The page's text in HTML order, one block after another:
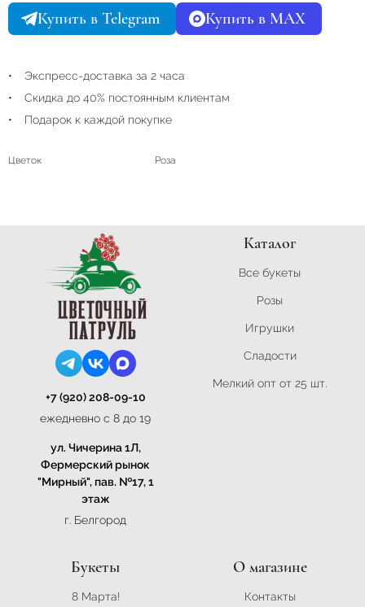
Купить в Telegram Купить в MAX
Экспресс-доставка за 2 часа
Скидка до 40% постоянным клиентам
Подарок к каждой покупке
Цветок Роза
+7 (920) 208-09-10
ежедневно с 8 до 19
ул. Чичерина 1Л,
Фермерский рынок
"Мирный", пав. №17, 1
этаж
г. Белгород
Каталог
Все букеты
Розы
Игрушки
Сладости
Мелкий опт от 25 шт.
Букеты
8 Марта!
О магазине
Контакты